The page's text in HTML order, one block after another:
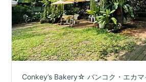
Conkey’s Bakery☆ バンコク・エカ